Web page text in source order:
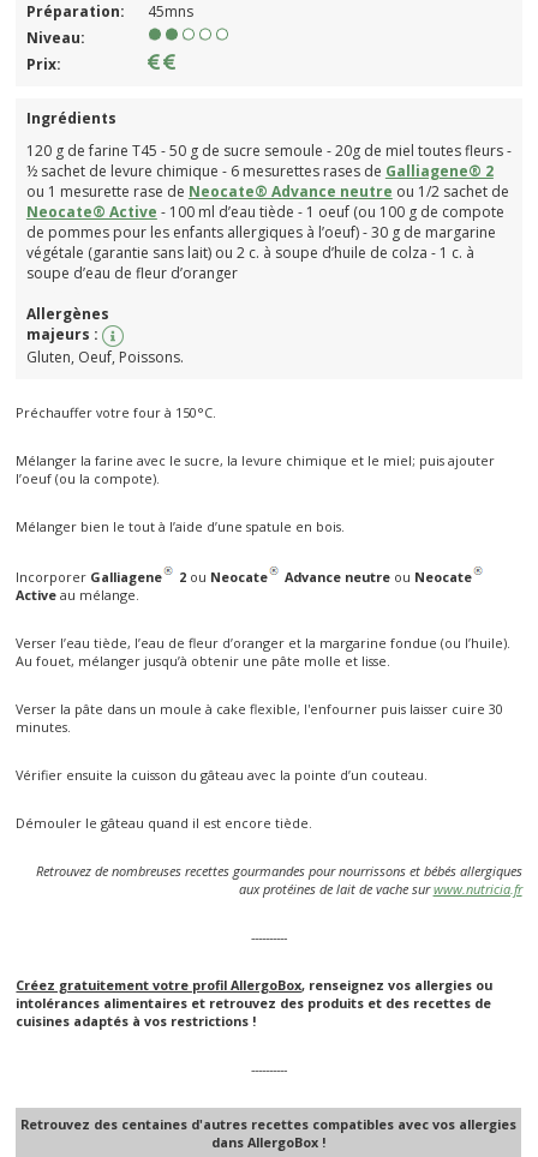
Préparation:
45mns
Niveau:
Prix:
Ingrédients
120 g de farine T45 - 50 g de sucre semoule - 20g de miel toutes fleurs -
½ sachet de levure chimique - 6 mesurettes rases de Galliagene® 2
ou 1 mesurette rase de Neocate® Advance neutre ou 1/2 sachet de
Neocate® Active - 100 ml d’eau tiède - 1 oeuf (ou 100 g de compote
de pommes pour les enfants allergiques à l’oeuf) - 30 g de margarine
végétale (garantie sans lait) ou 2 c. à soupe d’huile de colza - 1 c. à
soupe d’eau de fleur d’oranger
Allergènes
majeurs :
Gluten, Oeuf, Poissons.
Préchauffer votre four à 150°C.
Mélanger la farine avec le sucre, la levure chimique et le miel; puis ajouter
l’oeuf (ou la compote).
Mélanger bien le tout à l’aide d’une spatule en bois.
Incorporer Galliagene 2 ou Neocate Advance neutre ou Neocate
Activeau mélange.
Verser l’eau tiède, l’eau de fleur d’oranger et la margarine fondue (ou l’huile).
Au fouet, mélanger jusqu’à obtenir une pâte molle et lisse.
Verser la pâte dans un moule à cake flexible, l'enfourner puis laisser cuire 30
minutes.
Vérifier ensuite la cuisson du gâteau avec la pointe d’un couteau.
Démouler le gâteau quand il est encore tiède.
Retrouvez de nombreuses recettes gourmandes pour nourrissons et bébés allergiques
aux protéines de lait de vache surwww.nutricia.fr
----------
Créez gratuitement votre profil AllergoBox, renseignez vos allergies ou
intolérances alimentaires et retrouvez des produits et des recettes de
cuisines adaptés à vos restrictions !
----------
Retrouvez des centaines d'autres recettes compatibles avec vos allergies
dans AllergoBox !